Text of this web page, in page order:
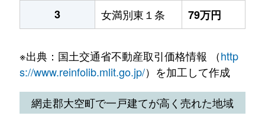
3
女満別東１条 79万円
※出典：国土交通省不動産取引価格情報 （http
s://www.reinfolib.mlit.go.jp/）を加工して作成
網走郡大空町で一戸建てが高く売れた地域